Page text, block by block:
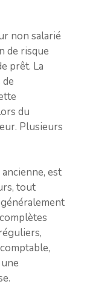
non salarié
de risque
prêt. La
du
Plusieurs
ancienne, est
tout